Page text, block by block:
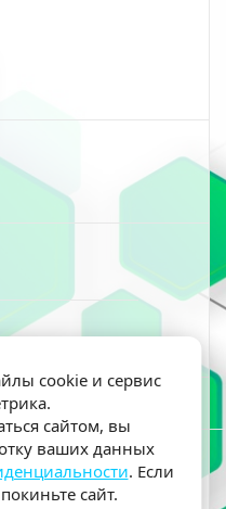
на обработку моих
политики
cookie и сервис
сайтом, вы
ваших данных
. Если
сайт.